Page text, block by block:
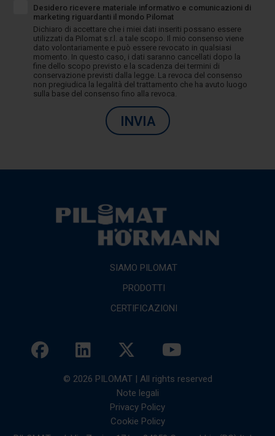
Desidero ricevere materiale informativo e comunicazioni di
marketing riguardanti il mondo Pilomat
Dichiaro di accettare che i miei dati inseriti possano essere
utilizzati da Pilomat s.r.l. a tale scopo. Il mio consenso viene
dato volontariamente e può essere revocato in qualsiasi
momento. In questo caso, i dati saranno cancellati dopo la
fine dello scopo previsto e la scadenza dei termini di
conservazione previsti dalla legge. La revoca del consenso
non pregiudica la legalità del trattamento che ha avuto luogo
sulla base del consenso fino alla revoca.
INVIA
SIAMO PILOMAT
PRODOTTI
CERTIFICAZIONI
© 2026 PILOMAT | All rights reserved
Note legali
Privacy Policy
Cookie Policy